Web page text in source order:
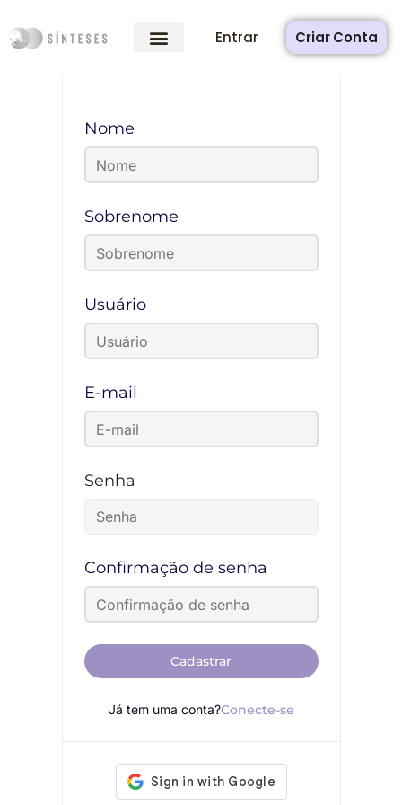
Entrar Criar Conta
Nome
Sobrenome
Usuário
E-mail
Senha
Confirmação de senha
Cadastrar
Já tem uma conta?Conecte-se